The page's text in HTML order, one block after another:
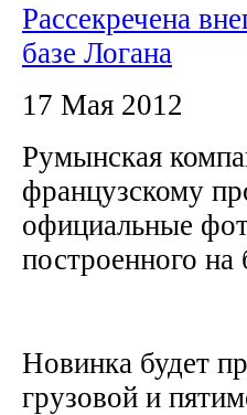
Рассекречена
базе Логана
17 Мая 2012
Румынская
французскому
официальные
построенного на
Новинка будет
грузовой и